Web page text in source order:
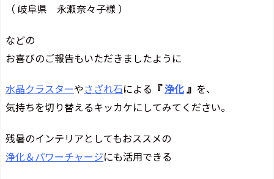
（ 岐阜県 永瀬奈々子様 ）
などの
お喜びのご報告もいただきましたように
水晶クラスターやさざれ石による 『浄化』 を、
気持ちを切り替えるキッカケにしてみてください。
残暑のインテリアとしてもおススメの
浄化＆パワーチャージにも活用できる